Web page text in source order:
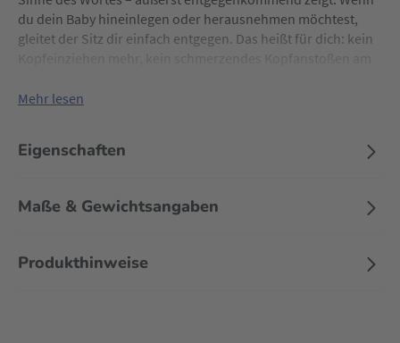
du dein Baby hineinlegen oder herausnehmen möchtest,
gleitet der Sitz dir einfach entgegen. Das heißt für dich: kein
gleichzeitiger Belastung der Wirbelsäule. Stattdessen kannst
Kind – mit oder ohne Babyschale – ganz leicht
wirbelsäulenschonende System wurde die Weltneuheit von
der Aktion Gesunder Rücken mit dem AGR-Siegel für
Ebenso rückenfreundlich ist die Pebble 360 Pro² Babyschale
Mehr lesen
Eigenschaften
Maße & Gewichtsangaben
Produkthinweise